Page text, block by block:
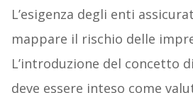
L’esigenza degli enti
mappare il rischio delle
L’introduzione del concetto
deve essere inteso come